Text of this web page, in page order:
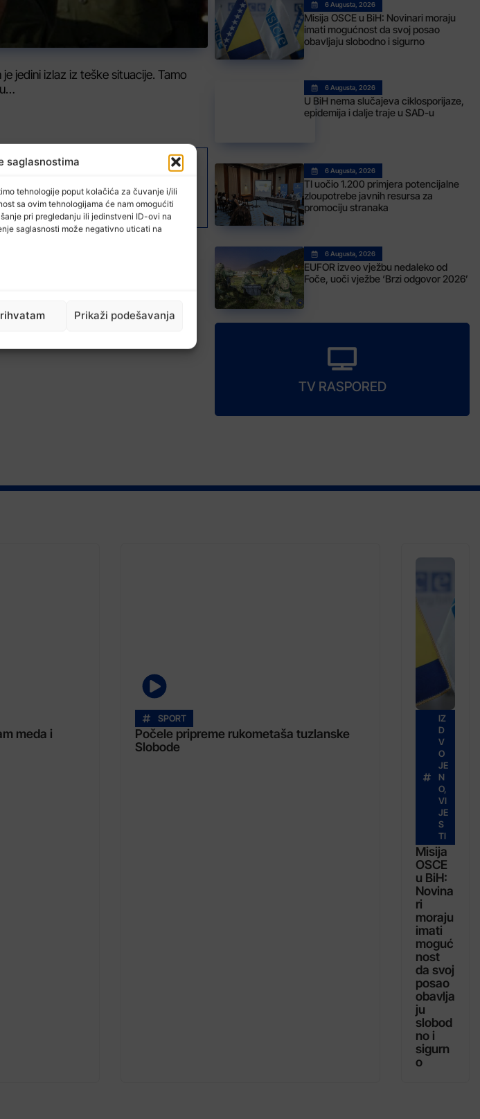
saglasnostima
tehnologije poput kolačića za čuvanje i/ili
sa ovim tehnologijama će nam omogućiti
pri pregledanju ili jedinstveni ID-ovi na
saglasnosti može negativno uticati na
Prikaži podešavanja
jedini izlaz iz teške situacije. Tamo
Pejanović: EU ima ključ da ubrza kretanje bh. društva u svoje članstvo
6 Augusta, 2026
Misija OSCE u BiH: Novinari moraju
imati mogućnost da svoj posao
obavljaju slobodno i sigurno
6 Augusta, 2026
U BiH nema slučajeva ciklosporijaze,
epidemija i dalje traje u SAD-u
6 Augusta, 2026
TI uočio 1.200 primjera potencijalne
zloupotrebe javnih resursa za
promociju stranaka
6 Augusta, 2026
EUFOR izveo vježbu nedaleko od
Foče, uoči vježbe ‘Brzi odgovor 2026’
TV RASPORED
meda i
SPORT
Počele pripreme rukometaša tuzlanske
Slobode
IZ
D
V
O
JE
N
O,
VI
JE
S
TI
Misija
OSCE
u BiH:
Novina
ri
moraju
imati
moguć
nost
da svoj
posao
obavlja
ju
slobod
no i
sigurn
o